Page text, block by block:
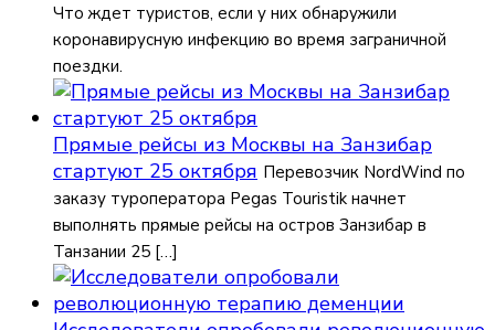
Что ждет туристов, если у них обнаружили
коронавирусную инфекцию во время заграничной
поездки.
Прямые рейсы из Москвы на Занзибар
стартуют 25 октября Перевозчик NordWind по
заказу туроператора Pegas Touristik начнет
выполнять прямые рейсы на остров Занзибар в
Танзании 25 […]